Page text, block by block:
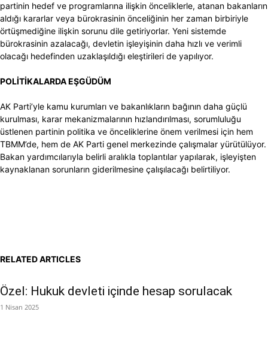
partinin hedef ve programlarına ilişkin önceliklerle, atanan bakanların
aldığı kararlar veya bürokrasinin önceliğinin her zaman birbiriyle
örtüşmediğine ilişkin sorunu dile getiriyorlar. Yeni sistemde
bürokrasinin azalacağı, devletin işleyişinin daha hızlı ve verimli
olacağı hedefinden uzaklaşıldığı eleştirileri de yapılıyor.
POLİTİKALARDA EŞGÜDÜM
AK Parti’yle kamu kurumları ve bakanlıkların bağının daha güçlü
kurulması, karar mekanizmalarının hızlandırılması, sorumluluğu
üstlenen partinin politika ve önceliklerine önem verilmesi için hem
TBMM’de, hem de AK Parti genel merkezinde çalışmalar yürütülüyor.
Bakan yardımcılarıyla belirli aralıkla toplantılar yapılarak, işleyişten
kaynaklanan sorunların giderilmesine çalışılacağı belirtiliyor.
RELATED ARTICLES
Özel: Hukuk devleti içinde hesap sorulacak
1 Nisan 2025